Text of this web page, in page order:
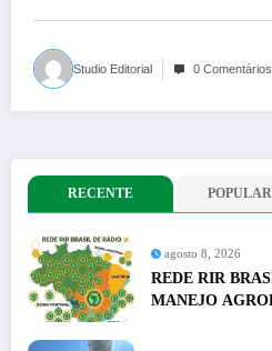
Studio Editorial 0 Comentários
RECENTE
agosto 8, 2026
REDE RIR
MANEJO